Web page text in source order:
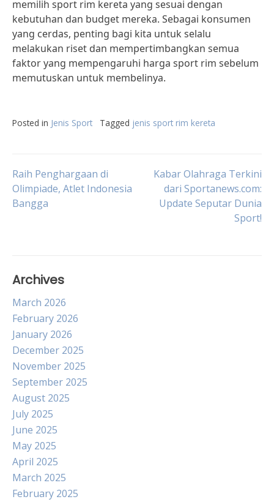
memilih sport rim kereta yang sesuai dengan
kebutuhan dan budget mereka. Sebagai konsumen
yang cerdas, penting bagi kita untuk selalu
melakukan riset dan mempertimbangkan semua
faktor yang mempengaruhi harga sport rim sebelum
memutuskan untuk membelinya.
Posted in Jenis Sport Tagged jenis sport rim kereta
Post
navigation
Raih Penghargaan di
Olimpiade, Atlet Indonesia
Bangga
Kabar Olahraga Terkini
dari Sportanews.com:
Update Seputar Dunia
Sport!
Archives
March 2026
February 2026
January 2026
December 2025
November 2025
September 2025
August 2025
July 2025
June 2025
May 2025
April 2025
March 2025
February 2025